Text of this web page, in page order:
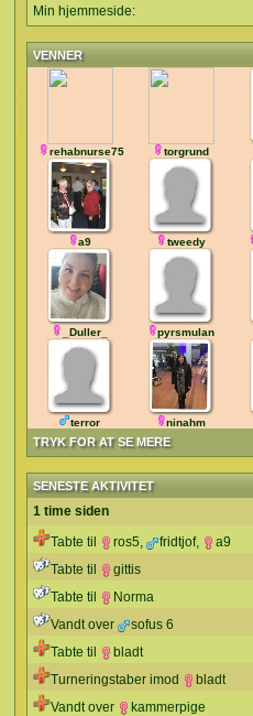
Min hjemmeside:
VENNER
TRYK FOR AT SE MERE
rehabnurse75 torgrund
a9 tweedy
_Duller_ pyrsmulan
terror ninahm
SENESTE AKTIVITET
1 time siden
Tabte til
ros5, fridtjof,
a9
Tabte til
gittis
Tabte til
Norma
Vandt over
sofus 6
Tabte til
bladt
Turneringstaber imod
bladt
Vandt over
kammerpige